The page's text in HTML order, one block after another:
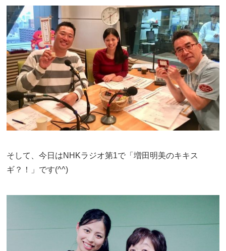
そして、今日はNHKラジオ第1で「増田明美のキキス
ギ？！」です(^^)